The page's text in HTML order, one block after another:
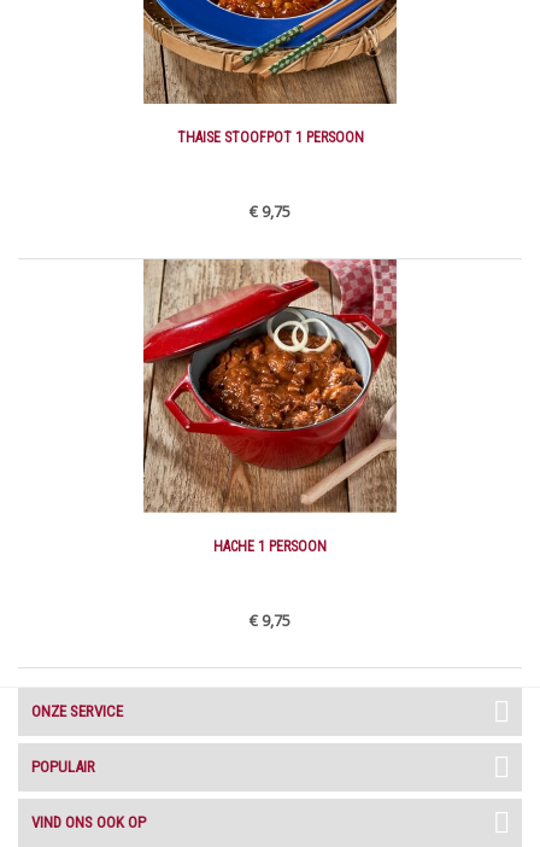
THAISE STOOFPOT 1 PERSOON
€ 9,75
HACHE 1 PERSOON
€ 9,75
ONZE SERVICE
POPULAIR
VIND ONS OOK OP